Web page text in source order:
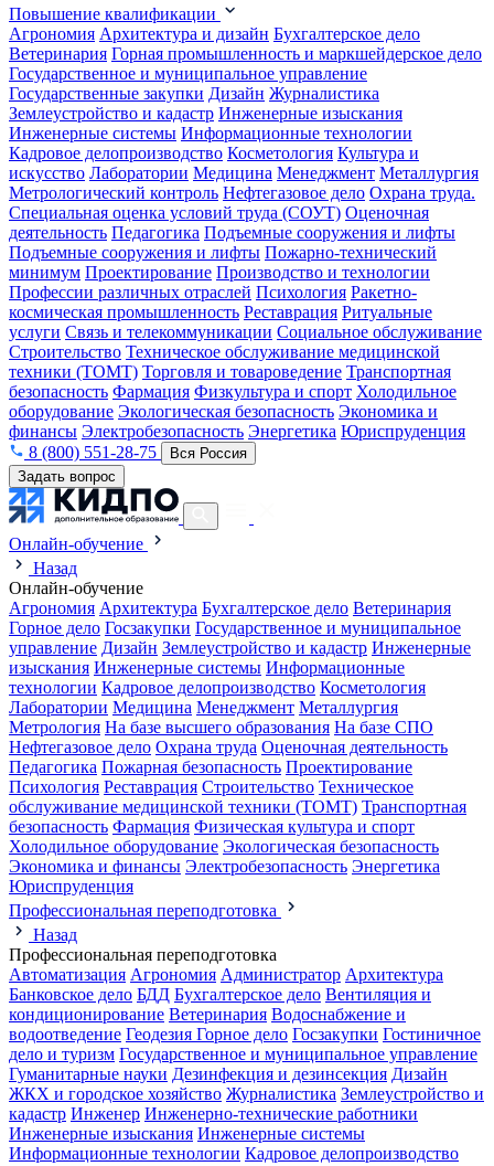
Повышение квалификации
Агрономия Архитектура и дизайн Бухгалтерское дело
Ветеринария Горная промышленность и маркшейдерское дело
Государственное и муниципальное управление
Государственные закупки Дизайн Журналистика
Землеустройство и кадастр Инженерные изыскания
Инженерные системы Информационные технологии
Кадровое делопроизводство Косметология Культура и
искусство Лаборатории Медицина Менеджмент Металлургия
Метрологический контроль Нефтегазовое дело Охрана труда.
Специальная оценка условий труда (СОУТ) Оценочная
деятельность Педагогика Подъемные сооружения и лифты
Подъемные сооружения и лифты Пожарно-технический
минимум Проектирование Производство и технологии
Профессии различных отраслей Психология Ракетно-
космическая промышленность Реставрация Ритуальные
услуги Связь и телекоммуникации Социальное обслуживание
Строительство Техническое обслуживание медицинской
техники (ТОМТ) Торговля и товароведение Транспортная
безопасность Фармация Физкультура и спорт Холодильное
оборудование Экологическая безопасность Экономика и
финансы Электробезопасность Энергетика Юриспруденция
8 (800) 551-28-75
Вся Россия
Задать вопрос
Онлайн-обучение
Назад
Онлайн-обучение
Агрономия Архитектура Бухгалтерское дело Ветеринария
Горное дело Госзакупки Государственное и муниципальное
управление Дизайн Землеустройство и кадастр Инженерные
изыскания Инженерные системы Информационные
технологии Кадровое делопроизводство Косметология
Лаборатории Медицина Менеджмент Металлургия
Метрология На базе высшего образования На базе СПО
Нефтегазовое дело Охрана труда Оценочная деятельность
Педагогика Пожарная безопасность Проектирование
Психология Реставрация Строительство Техническое
обслуживание медицинской техники (ТОМТ) Транспортная
безопасность Фармация Физическая культура и спорт
Холодильное оборудование Экологическая безопасность
Экономика и финансы Электробезопасность Энергетика
Юриспруденция
Профессиональная переподготовка
Назад
Профессиональная переподготовка
Автоматизация Агрономия Администратор Архитектура
Банковское дело БДД Бухгалтерское дело Вентиляция и
кондиционирование Ветеринария Водоснабжение и
водоотведение Геодезия Горное дело Госзакупки Гостиничное
дело и туризм Государственное и муниципальное управление
Гуманитарные науки Дезинфекция и дезинсекция Дизайн
ЖКХ и городское хозяйство Журналистика Землеустройство и
кадастр Инженер Инженерно-технические работники
Инженерные изыскания Инженерные системы
Информационные технологии Кадровое делопроизводство